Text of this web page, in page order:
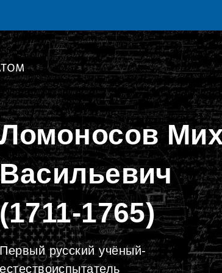
Ломоносов
Васильевич
(1711-1765)
Первый русский учёный-
естествоиспытатель